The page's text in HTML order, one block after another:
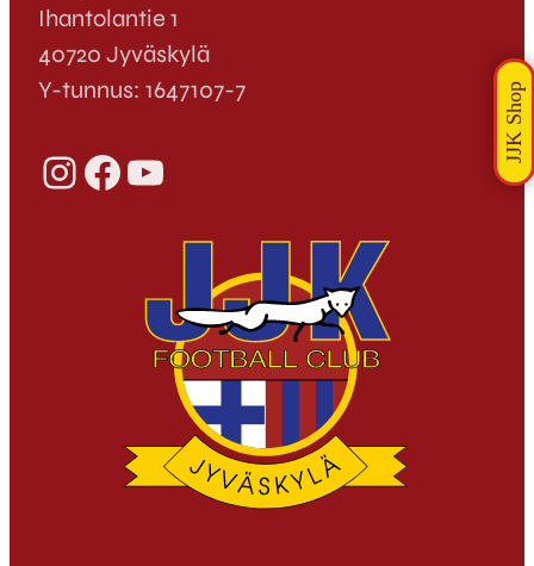
Ihantolantie 1
40720 Jyväskylä
Y-tunnus: 1647107-7
InstagramFacebook YouTube